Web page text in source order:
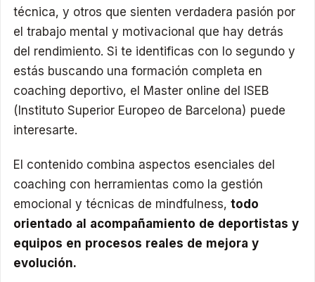
técnica, y otros que sienten verdadera pasión por
el trabajo mental y motivacional que hay detrás
del rendimiento. Si te identificas con lo segundo y
estás buscando una formación completa en
coaching deportivo, el Master online del ISEB
(Instituto Superior Europeo de Barcelona) puede
interesarte.
El contenido combina aspectos esenciales del
coaching con herramientas como la gestión
emocional y técnicas de mindfulness,todo
orientado al acompañamiento de deportistas y
equipos en procesos reales de mejora y
evolución.